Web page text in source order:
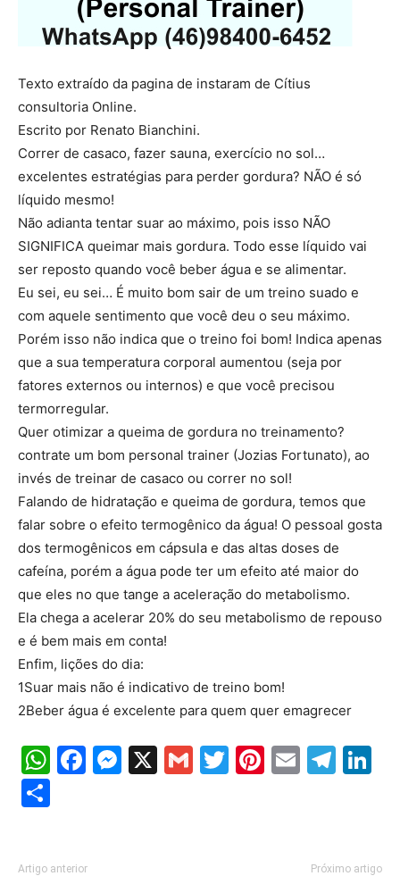
Texto extraído da pagina de instaram de Cítius
consultoria Online.
Escrito por Renato Bianchini.
Correr de casaco, fazer sauna, exercício no sol…
excelentes estratégias para perder gordura? NÃO é só
líquido mesmo!
Não adianta tentar suar ao máximo, pois isso NÃO
SIGNIFICA queimar mais gordura. Todo esse líquido vai
ser reposto quando você beber água e se alimentar.
Eu sei, eu sei… É muito bom sair de um treino suado e
com aquele sentimento que você deu o seu máximo.
Porém isso não indica que o treino foi bom! Indica apenas
que a sua temperatura corporal aumentou (seja por
fatores externos ou internos) e que você precisou
termorregular.
Quer otimizar a queima de gordura no treinamento?
contrate um bom personal trainer (Jozias Fortunato), ao
invés de treinar de casaco ou correr no sol!
Falando de hidratação e queima de gordura, temos que
falar sobre o efeito termogênico da água! O pessoal gosta
dos termogênicos em cápsula e das altas doses de
cafeína, porém a água pode ter um efeito até maior do
que eles no que tange a aceleração do metabolismo.
Ela chega a acelerar 20% do seu metabolismo de repouso
e é bem mais em conta!
Enfim, lições do dia:
1Suar mais não é indicativo de treino bom!
2Beber água é excelente para quem quer emagrecer
WhatsApp
Facebook
Messenger
X GmailTwitter
Pinterest
Email
Artigo anterior Próximo artigo